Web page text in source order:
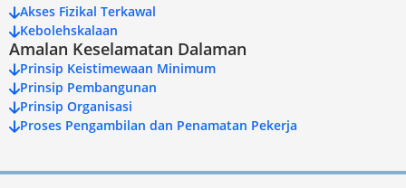
Akses Fizikal Terkawal
Kebolehskalaan
Amalan Keselamatan Dalaman
Prinsip Keistimewaan Minimum
Prinsip Pembangunan
Prinsip Organisasi
Proses Pengambilan dan Penamatan Pekerja